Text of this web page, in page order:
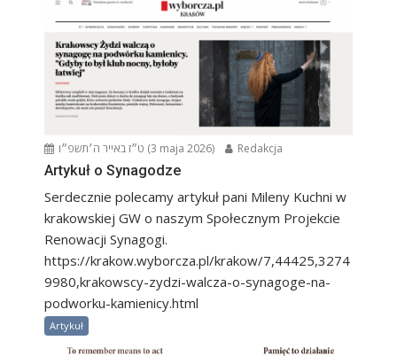
ט״ז באייר ה׳תשפ״ו (3 maja 2026) Redakcja
Artykuł o Synagodze
Serdecznie polecamy artykuł pani Mileny Kuchni w
krakowskiej GW o naszym Społecznym Projekcie
Renowacji Synagogi.
https://krakow.wyborcza.pl/krakow/7,44425,3274
9980,krakowscy-zydzi-walcza-o-synagoge-na-
podworku-kamienicy.html
Artykuł